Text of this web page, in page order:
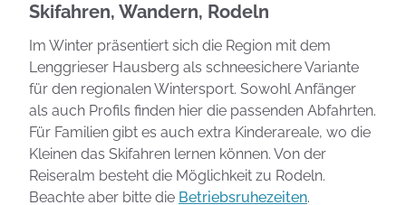
Skifahren, Wandern, Rodeln
Im Winter präsentiert sich die Region mit dem
Lenggrieser Hausberg als schneesichere Variante
für den regionalen Wintersport. Sowohl Anfänger
als auch Profils finden hier die passenden Abfahrten.
Für Familien gibt es auch extra Kinderareale, wo die
Kleinen das Skifahren lernen können. Von der
Reiseralm besteht die Möglichkeit zu Rodeln.
Beachte aber bitte die Betriebsruhezeiten.